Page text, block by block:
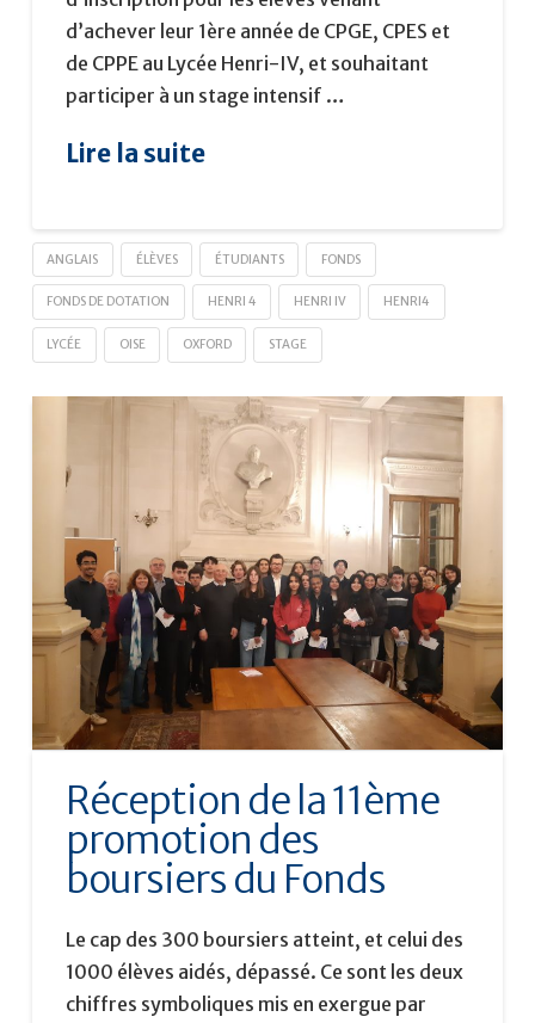
d’achever leur 1ère année de CPGE, CPES et
de CPPE au Lycée Henri-IV, et souhaitant
participer à un stage intensif …
Lire la suite
ANGLAIS ÉLÈVES ÉTUDIANTS FONDS
FONDS DE DOTATION HENRI 4 HENRI IV HENRI4
LYCÉE OISE OXFORD STAGE
Réception de la 11ème
promotion des
boursiers du Fonds
Le cap des 300 boursiers atteint, et celui des
1000 élèves aidés, dépassé. Ce sont les deux
chiffres symboliques mis en exergue par